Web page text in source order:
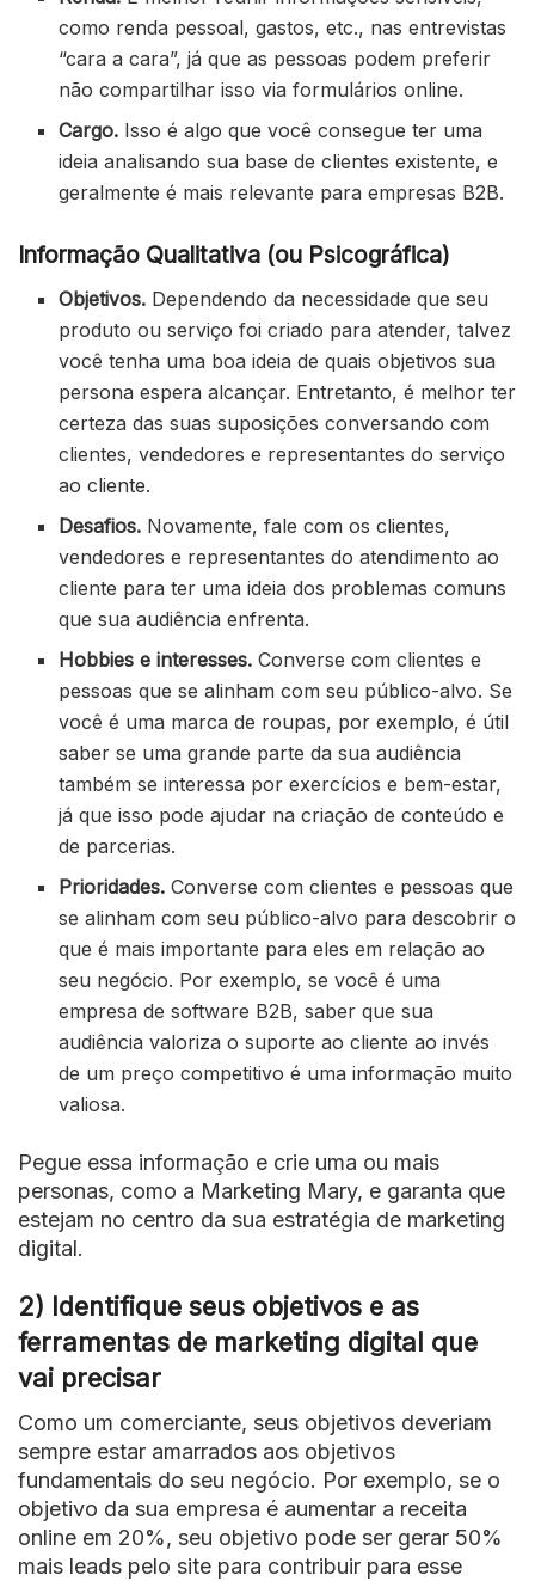
como renda pessoal, gastos, etc., nas entrevistas
“cara a cara”, já que as pessoas podem preferir
não compartilhar isso via formulários online.
Cargo. Isso é algo que você consegue ter uma
ideia analisando sua base de clientes existente, e
geralmente é mais relevante para empresas B2B.
Informação Qualitativa (ou Psicográfica)
Objetivos. Dependendo da necessidade que seu
produto ou serviço foi criado para atender, talvez
você tenha uma boa ideia de quais objetivos sua
persona espera alcançar. Entretanto, é melhor ter
certeza das suas suposições conversando com
clientes, vendedores e representantes do serviço
ao cliente.
Desafios. Novamente, fale com os clientes,
vendedores e representantes do atendimento ao
cliente para ter uma ideia dos problemas comuns
que sua audiência enfrenta.
Hobbies e interesses. Converse com clientes e
pessoas que se alinham com seu público-alvo. Se
você é uma marca de roupas, por exemplo, é útil
saber se uma grande parte da sua audiência
também se interessa por exercícios e bem-estar,
já que isso pode ajudar na criação de conteúdo e
de parcerias.
Prioridades. Converse com clientes e pessoas que
se alinham com seu público-alvo para descobrir o
que é mais importante para eles em relação ao
seu negócio. Por exemplo, se você é uma
empresa de software B2B, saber que sua
audiência valoriza o suporte ao cliente ao invés
de um preço competitivo é uma informação muito
valiosa.
Pegue essa informação e crie uma ou mais
personas, como a Marketing Mary, e garanta que
estejam no centro da sua estratégia de marketing
digital.
2) Identifique seus objetivos e as
ferramentas de marketing digital que
vai precisar
Como um comerciante, seus objetivos deveriam
sempre estar amarrados aos objetivos
fundamentais do seu negócio. Por exemplo, se o
objetivo da sua empresa é aumentar a receita
online em 20%, seu objetivo pode ser gerar 50%
mais leads pelo site para contribuir para esse